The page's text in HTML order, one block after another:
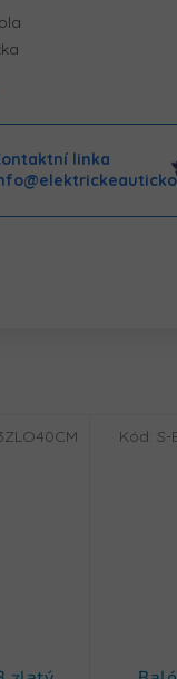
linka
Kód: S-